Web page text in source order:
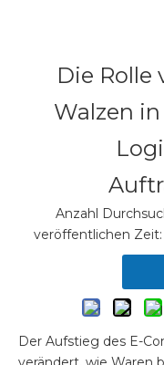
Die
Walzen
Anzahl
veröffentlichen
Der Aufstieg des E-